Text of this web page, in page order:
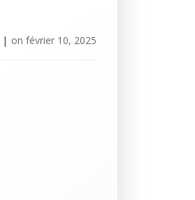
| on février 10, 2025